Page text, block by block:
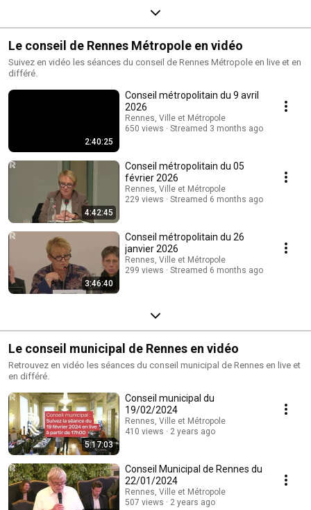
Le conseil de Rennes Métropole en vidéo
Suivez en vidéo les séances du conseil de Rennes Métropole en live et en
différé.
2:40:25
Conseil métropolitain du 9 avril
2026
Rennes, Ville et Métropole
650 views
Streamed 3 months ago
4:42:45
Conseil métropolitain du 05
février 2026
Rennes, Ville et Métropole
229 views
Streamed 6 months ago
3:46:40
Conseil métropolitain du 26
janvier 2026
Rennes, Ville et Métropole
299 views
Streamed 6 months ago
Le conseil municipal de Rennes en vidéo
Retrouvez en vidéo les séances du conseil municipal de Rennes en live et
en différé.
5:17:03
Conseil municipal du
19/02/2024
Rennes, Ville et Métropole
410 views
2 years ago
Conseil Municipal de Rennes du
22/01/2024
Rennes, Ville et Métropole
507 views
2 years ago